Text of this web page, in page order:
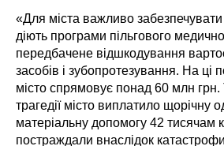
«Для міста важливо забезпечувати
діють програми пільгового
передбачене відшкодування
засобів і зубопротезування. На ці
місто спрямовує понад 60 млн
трагедії місто виплатило щорічну
матеріальну допомогу 42 тисячам
постраждали внаслідок